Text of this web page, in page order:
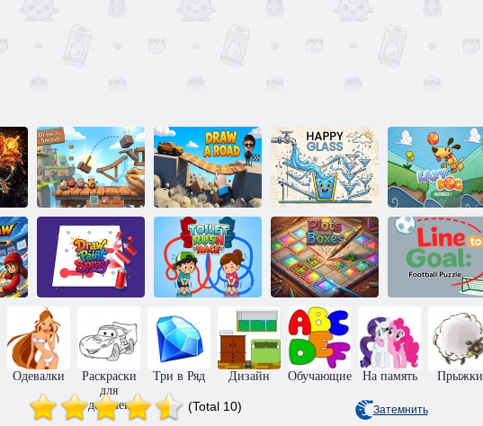
Нарисуй, чтобы
разбить
Нарисовать
дорогу
Счастливый
стакан
Ленивая собака
Рисование,
живопись,
распыление
Гонка в туалете
Графики и
диаграммы
Голевая линия:
футбольная
головоломка
Одевалки
Раскраски
для
девочек
Три в Ряд Дизайн Обучающие На память Прыжки
(Total 10) Затемнить